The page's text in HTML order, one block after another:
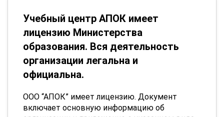
Учебный центр АПОК имеет
лицензию Министерства
образования. Вся деятельность
организации легальна и
официальна.
ООО “АПОК” имеет лицензию. Документ
включает основную информацию об